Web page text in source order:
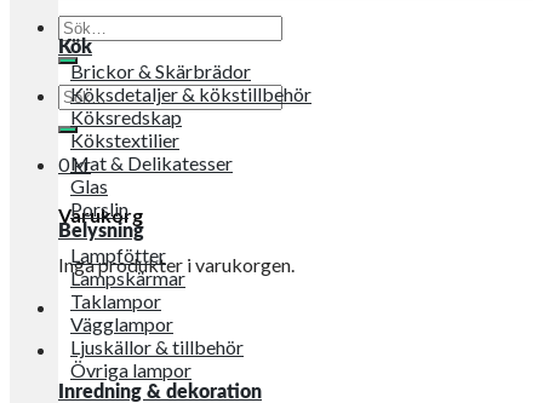
Sök
efter:
Sök
efter:
0kr
Varukorg
Inga produkter i varukorgen.
Kök
Brickor & Skärbrädor
Köksdetaljer & kökstillbehör
Köksredskap
Kökstextilier
Mat & Delikatesser
Glas
Porslin
Belysning
Lampfötter
Lampskärmar
Taklampor
Vägglampor
Ljuskällor & tillbehör
Övriga lampor
Inredning & dekoration